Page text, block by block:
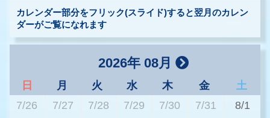
カレンダー部分をフリック(スライド)すると翌月のカレン
ダーがご覧になれます
2026年 08月
日 月 火 水 木 金
土
7/26
7/27 7/28 7/29 7/30 7/31 8/1